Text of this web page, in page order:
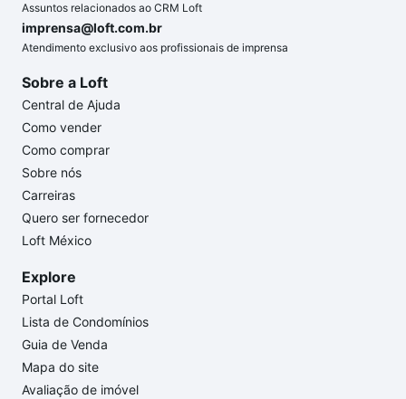
Assuntos relacionados ao CRM Loft
imprensa@loft.com.br
Atendimento exclusivo aos profissionais de imprensa
Sobre a Loft
Central de Ajuda
Como vender
Como comprar
Sobre nós
Carreiras
Quero ser fornecedor
Loft México
Explore
Portal Loft
Lista de Condomínios
Guia de Venda
Mapa do site
Avaliação de imóvel